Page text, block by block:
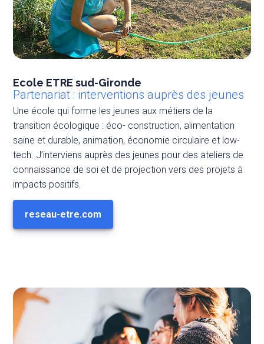
Ecole ETRE sud-Gironde
Partenariat : interventions auprès des jeunes
Une école qui forme les jeunes aux métiers de la
transition écologique : éco- construction, alimentation
saine et durable, animation, économie circulaire et low-
tech. J’interviens auprès des jeunes pour des ateliers de
connaissance de soi et de projection vers des projets à
impacts positifs.
reseau-etre.com